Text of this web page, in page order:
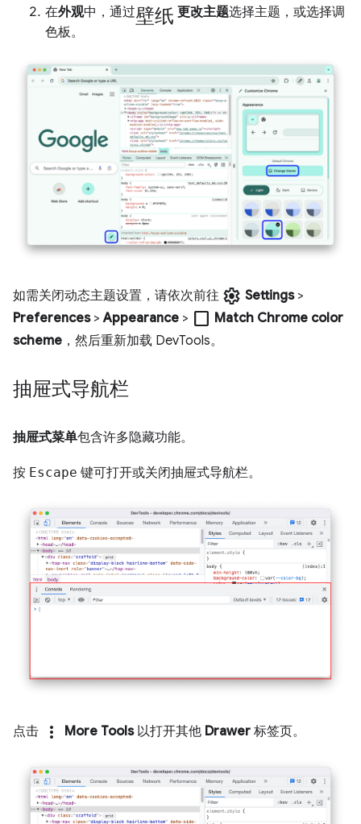
在外观中，通过壁纸 更改主题选择主题，或选择调
色板。
如需关闭动态主题设置，请依次前往 settings Settings>
Preferences>Appearance > check_box_outline_blank Match Chrome color
scheme ，然后重新加载 DevTools。
抽屉式导航栏
抽屉式菜单包含许多隐藏功能。
按 Escape 键可打开或关闭抽屉式导航栏。
点击 more_vert More Tools以打开其他 Drawer 标签页。